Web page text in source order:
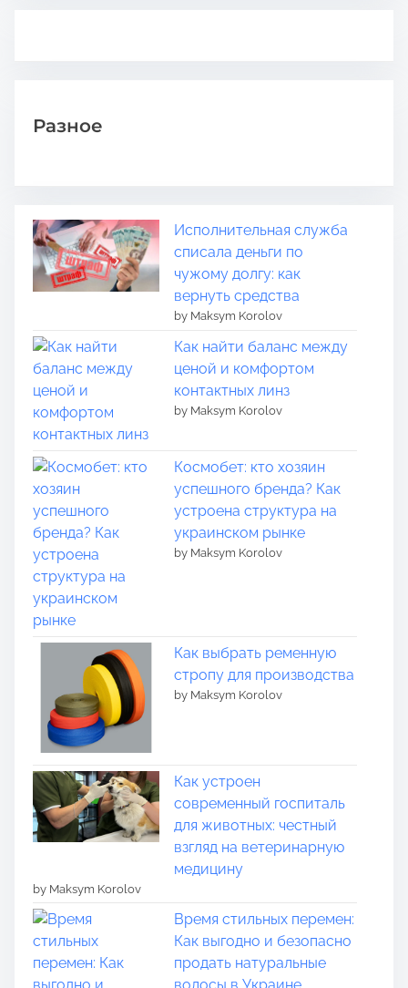
Разное
Исполнительная служба
списала деньги по
чужому долгу: как
вернуть средства
by Maksym Korolov
Как найти баланс между
ценой и комфортом
контактных линз
by Maksym Korolov
Космобет: кто хозяин
успешного бренда? Как
устроена структура на
украинском рынке
by Maksym Korolov
Как выбрать ременную
стропу для производства
by Maksym Korolov
Как устроен
современный госпиталь
для животных: честный
взгляд на ветеринарную
медицину
by Maksym Korolov
Время стильных перемен:
Как выгодно и безопасно
продать натуральные